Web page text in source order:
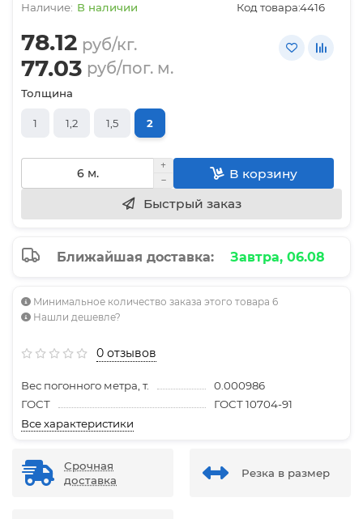
В наличии Код товара:4416
78.12 руб/кг.
77.03 руб/пог. м.
Толщина
1 1,2 1,5 2
В корзину
Быстрый заказ
Ближайшая доставка: Завтра, 06.08
Минимальное количество заказа этого товара 6
Нашли дешевле?
0 отзывов
Вес погонного метра, т.
0.000986
ГОСТ
ГОСТ 10704-91
Все характеристики
Срочная
доставка
Резка в размер